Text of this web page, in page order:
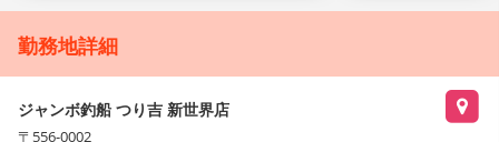
勤務地詳細
ジャンボ釣船 つり吉 新世界店
〒556-0002